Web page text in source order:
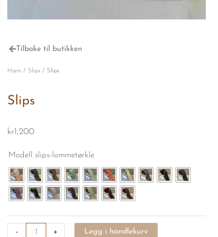
Tilbake til butikken
Hjem / Slips / Slips
Slips
kr1,200
Modell slips-lommetørkle
-
Slips
+ Legg i handlekurv